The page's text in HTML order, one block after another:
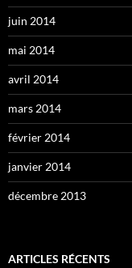
juin 2014
mai 2014
avril 2014
mars 2014
février 2014
janvier 2014
décembre 2013
ARTICLES RÉCENTS